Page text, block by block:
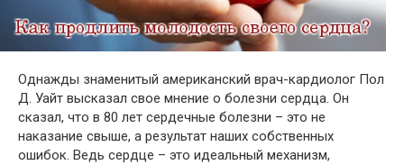
Однажды знаменитый американский врач-кардиолог Пол
Д. Уайт высказал свое мнение о болезни сердца. Он
сказал, что в 80 лет сердечные болезни – это не
наказание свыше, а результат наших собственных
ошибок. Ведь сердце – это идеальный механизм,